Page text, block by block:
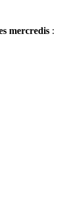
mercredis :